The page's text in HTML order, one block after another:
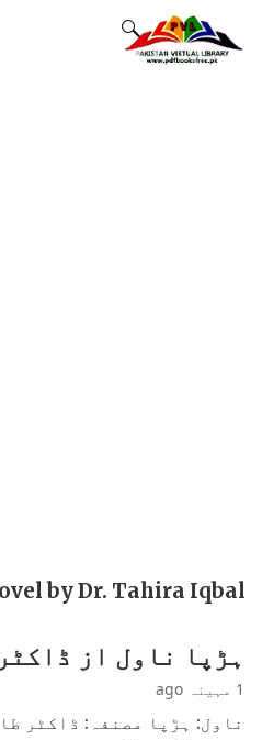
by Dr. Tahira Iqbal
ہڑپا ناول از
1 مہینہ ago
ناول: ہڑپا مصنفہ: ڈاکٹر